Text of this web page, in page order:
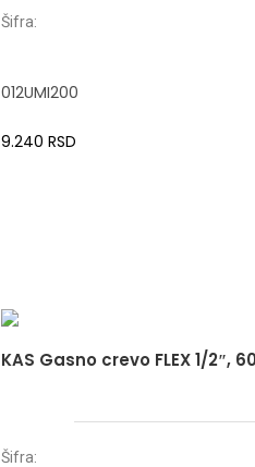
Šifra:
012UMI200
9.240 RSD
KAS Gasno crevo FLEX 1/2″,
Šifra: